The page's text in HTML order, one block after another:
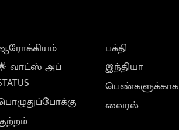
வாட்ஸ் அப்
பக்தி
இந்தியா
பெண்களுக்காக
வைரல்